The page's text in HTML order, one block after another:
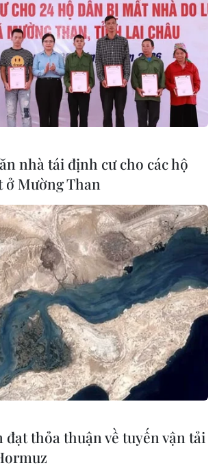
nhà tái định cư cho các hộ
ở Mường Than
đạt thỏa thuận về tuyến vận tải